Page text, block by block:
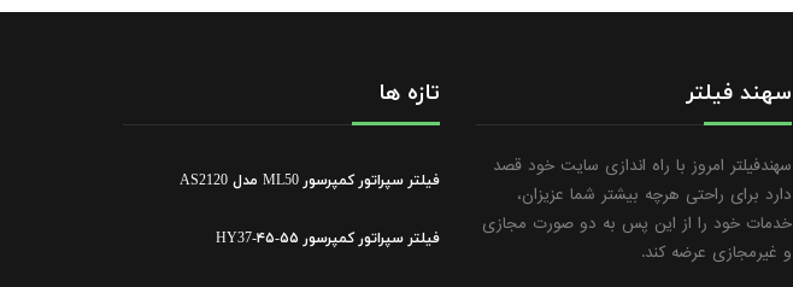
سهند فیلتر
سهندفیلتر امروز با راه اندازی سایت خود قصد
دارد برای راحتی هرچه بیشتر شما عزیزان،
خدمات خود را از این پس به دو صورت مجازی
و غیرمجازی عرضه کند.
تازه ها
فیلتر سپراتور کمپرسور ML50 مدل AS2120
فیلتر سپراتور کمپرسور ۵۵-۴۵-HY37